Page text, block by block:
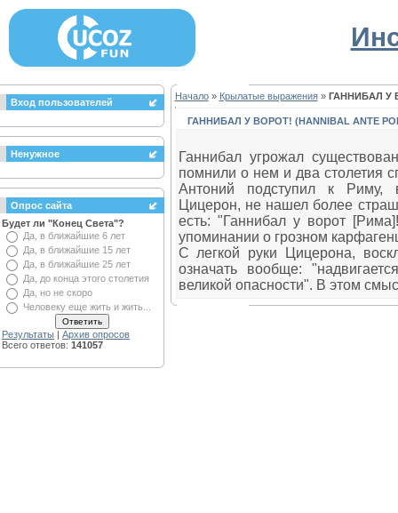
Вход пользователей
Ненужное
Опрос сайта
Будет ли "Конец Света"?
Да, в ближайшие 6 лет
Да, в ближайшие 15 лет
Да, в ближайшие 25 лет
Да, до конца этого столетия
Да, но не скоро
Человеку еще жить и жить...
Результаты | Архив опросов
Всего ответов: 141057
Начало» Крылатые выражения» ГАННИБАЛ У
ГАННИБАЛ У ВОРОТ! (HANNIBAL ANTE
Ганнибал угрожал
помнили о нем и два столетия
Антоний подступил к Риму,
Цицерон, не нашел более
есть: "Ганнибал у ворот
упоминании о грозном
С легкой руки Цицерона,
означать вообще:
великой опасности". В этом